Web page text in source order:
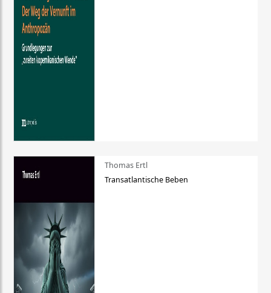
Thomas Ertl
Transatlantische Beben